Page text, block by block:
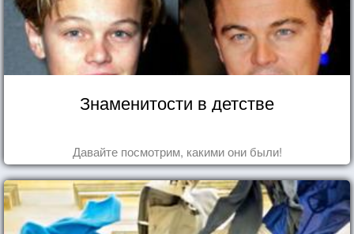
Знаменитости в детстве
Давайте посмотрим, какими они были!